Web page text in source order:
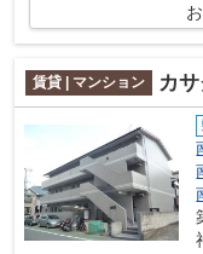
賃貸 | マンション カ